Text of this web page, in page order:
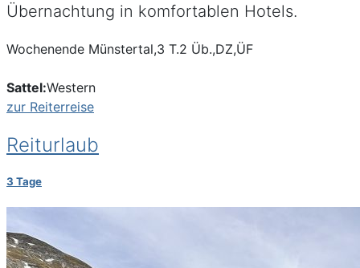
Übernachtung in komfortablen Hotels.
Wochenende Münstertal,3 T.2 Üb.,DZ,ÜF
Sattel:Western
zur Reiterreise
Reiturlaub
3 Tage